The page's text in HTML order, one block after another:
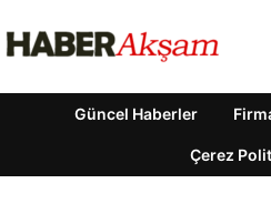
Güncel Haberler
Çerez